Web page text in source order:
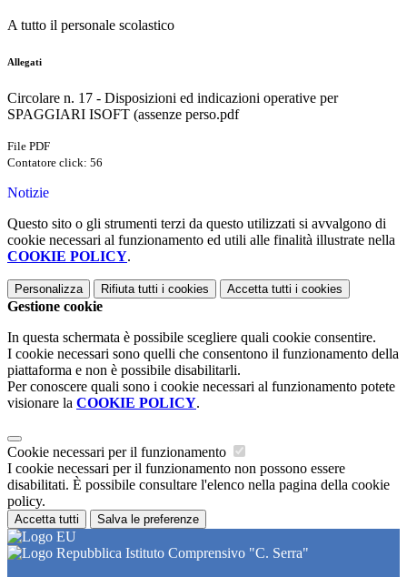
A tutto il personale scolastico
Allegati
Circolare n. 17 - Disposizioni ed indicazioni operative per
SPAGGIARI ISOFT (assenze perso.pdf
File PDF
Contatore click: 56
Notizie
Questo sito o gli strumenti terzi da questo utilizzati si avvalgono di
cookie necessari al funzionamento ed utili alle finalità illustrate nella
COOKIE POLICY.
Personalizza Rifiuta tutti i cookies Accetta tutti i cookies
Gestione cookie
In questa schermata è possibile scegliere quali cookie consentire.
I cookie necessari sono quelli che consentono il funzionamento della
piattaforma e non è possibile disabilitarli.
Per conoscere quali sono i cookie necessari al funzionamento potete
visionare la COOKIE POLICY.
Cookie necessari per il funzionamento
I cookie necessari per il funzionamento non possono essere
disabilitati. È possibile consultare l'elenco nella pagina della cookie
policy.
Accetta tutti Salva le preferenze
Istituto Comprensivo "C. Serra"